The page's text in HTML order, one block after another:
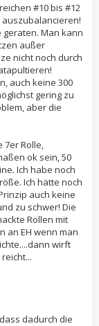
#10 bis #12
geraten. Man kann
außer
nicht noch durch
auch keine 300
gering zu
aber die
7er Rolle,
ok sein, 50
Ich habe noch
Ich hätte noch
auch keine
zu schwer! Die
Rollen mit
an EH wenn man
wirft
dadurch die